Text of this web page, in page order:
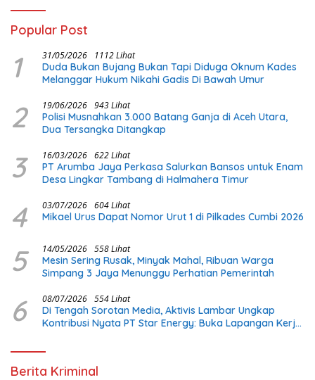
Popular Post
1 31/05/2026 1112 Lihat
Duda Bukan Bujang Bukan Tapi Diduga Oknum Kades
Melanggar Hukum Nikahi Gadis Di Bawah Umur
2 19/06/2026 943 Lihat
Polisi Musnahkan 3.000 Batang Ganja di Aceh Utara,
Dua Tersangka Ditangkap
3 16/03/2026 622 Lihat
PT Arumba Jaya Perkasa Salurkan Bansos untuk Enam
Desa Lingkar Tambang di Halmahera Timur
4 03/07/2026 604 Lihat
Mikael Urus Dapat Nomor Urut 1 di Pilkades Cumbi 2026
5 14/05/2026 558 Lihat
Mesin Sering Rusak, Minyak Mahal, Ribuan Warga
Simpang 3 Jaya Menunggu Perhatian Pemerintah
6 08/07/2026 554 Lihat
Di Tengah Sorotan Media, Aktivis Lambar Ungkap
Kontribusi Nyata PT Star Energy: Buka Lapangan Kerja
Berita Kriminal